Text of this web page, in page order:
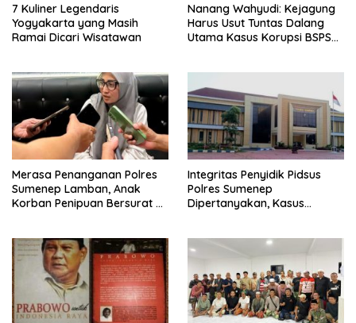
7 Kuliner Legendaris
Yogyakarta yang Masih
Ramai Dicari Wisatawan
Nanang Wahyudi: Kejagung
Harus Usut Tuntas Dalang
Utama Kasus Korupsi BSPS
Merasa Penanganan Polres
Sumenep Lamban, Anak
Korban Penipuan Bersurat ke
Integritas Penyidik Pidsus
Polres Sumenep
Dipertanyakan, Kasus
Kepastian